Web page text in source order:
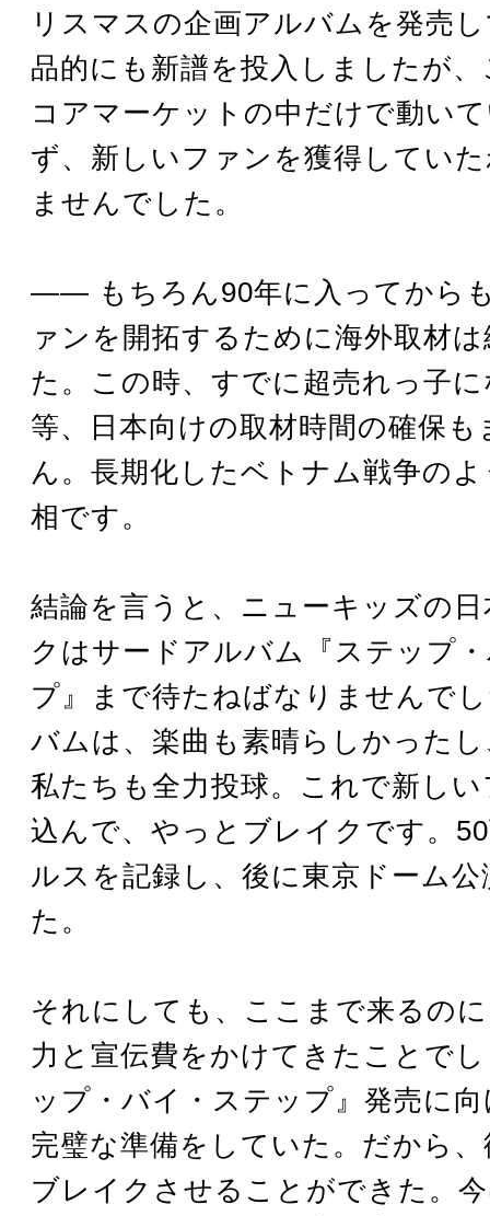
リスマスの企画アルバムを発売
品的にも新譜を投入しましたが
コアマーケットの中だけで動い
ず、新しいファンを獲得してい
ませんでした。
―― もちろん90年に入ってから
ァンを開拓するために海外取材
た。この時、すでに超売れっ子
等、日本向けの取材時間の確保
ん。長期化したベトナム戦争の
相です。
結論を言うと、ニューキッズの
クはサードアルバム『ステップ
プ』まで待たねばなりませんで
バムは、楽曲も素晴らしかった
私たちも全力投球。これで新し
込んで、やっとブレイクです。
ルスを記録し、後に東京ドーム
た。
それにしても、ここまで来るの
力と宣伝費をかけてきたことで
ップ・バイ・ステップ』発売に
完璧な準備をしていた。だから
ブレイクさせることができた。